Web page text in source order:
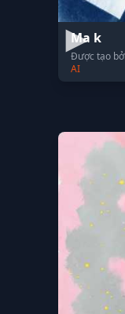
Ma k
Được tạo
AI